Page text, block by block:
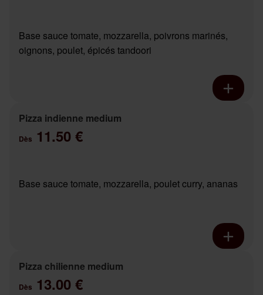
Base sauce tomate, mozzarella, poivrons marinés,
oignons, poulet, épicés tandoori
Pizza indienne medium
Dès 11.50 €
Base sauce tomate, mozzarella, poulet curry, ananas
Pizza chilienne medium
Dès 13.00 €